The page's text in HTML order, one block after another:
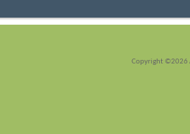
Copyright ©2026